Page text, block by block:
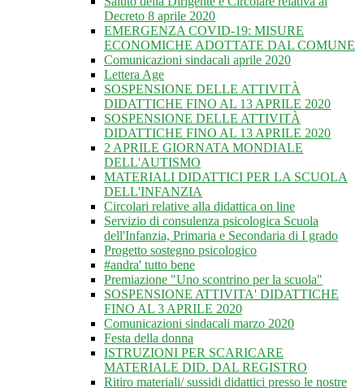
Decreto 8 aprile 2020
EMERGENZA COVID-19: MISURE
ECONOMICHE ADOTTATE DAL COMUNE
Comunicazioni sindacali aprile 2020
Lettera Age
SOSPENSIONE DELLE ATTIVITÀ
DIDATTICHE FINO AL 13 APRILE 2020
SOSPENSIONE DELLE ATTIVITÀ
DIDATTICHE FINO AL 13 APRILE 2020
2 APRILE GIORNATA MONDIALE
DELL'AUTISMO
MATERIALI DIDATTICI PER LA SCUOLA
DELL'INFANZIA
Circolari relative alla didattica on line
Servizio di consulenza psicologica Scuola
dell'Infanzia, Primaria e Secondaria di I grado
Progetto sostegno psicologico
#andra' tutto bene
Premiazione "Uno scontrino per la scuola"
SOSPENSIONE ATTIVITA' DIDATTICHE
FINO AL 3 APRILE 2020
Comunicazioni sindacali marzo 2020
Festa della donna
ISTRUZIONI PER SCARICARE
MATERIALE DID. DAL REGISTRO
Ritiro materiali/ sussidi didattici presso le nostre